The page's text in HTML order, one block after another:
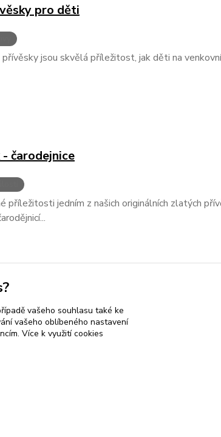
pro děti
jsou skvělá příležitost, jak děti na
čarodejnice
příležitosti jedním z našich originálních zlatých
vašeho souhlasu také ke
vašeho oblíbeného nastavení
Více k využití cookies